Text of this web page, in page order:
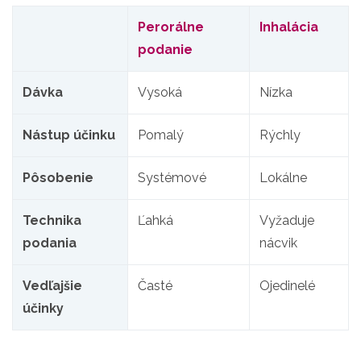
Perorálne
podanie
Inhalácia
Dávka Vysoká Nízka
Nástup účinku Pomalý Rýchly
Pôsobenie Systémové Lokálne
Technika
podania
Ľahká
Vyžaduje
nácvik
Vedľajšie
účinky
Časté Ojedinelé